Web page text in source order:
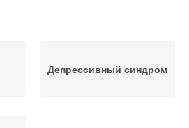
Депрессивный синдром